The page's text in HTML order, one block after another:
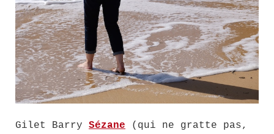
Gilet Barry Sézane (qui ne gratte pas,